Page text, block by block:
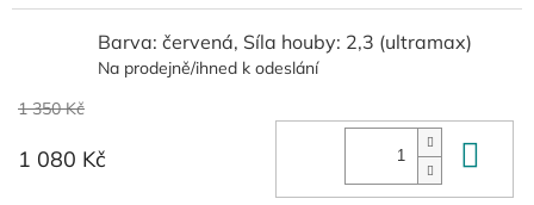
Barva: červená, Síla houby: 2,3 (ultramax)
Na prodejně/ihned k odeslání
1 350 Kč
1 080 Kč